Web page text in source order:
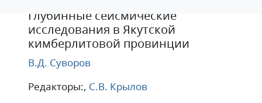
Глубинные сейсмические
исследования в Якутской
кимберлитовой провинции
В.Д. Суворов
Редакторы:, С.В. Крылов